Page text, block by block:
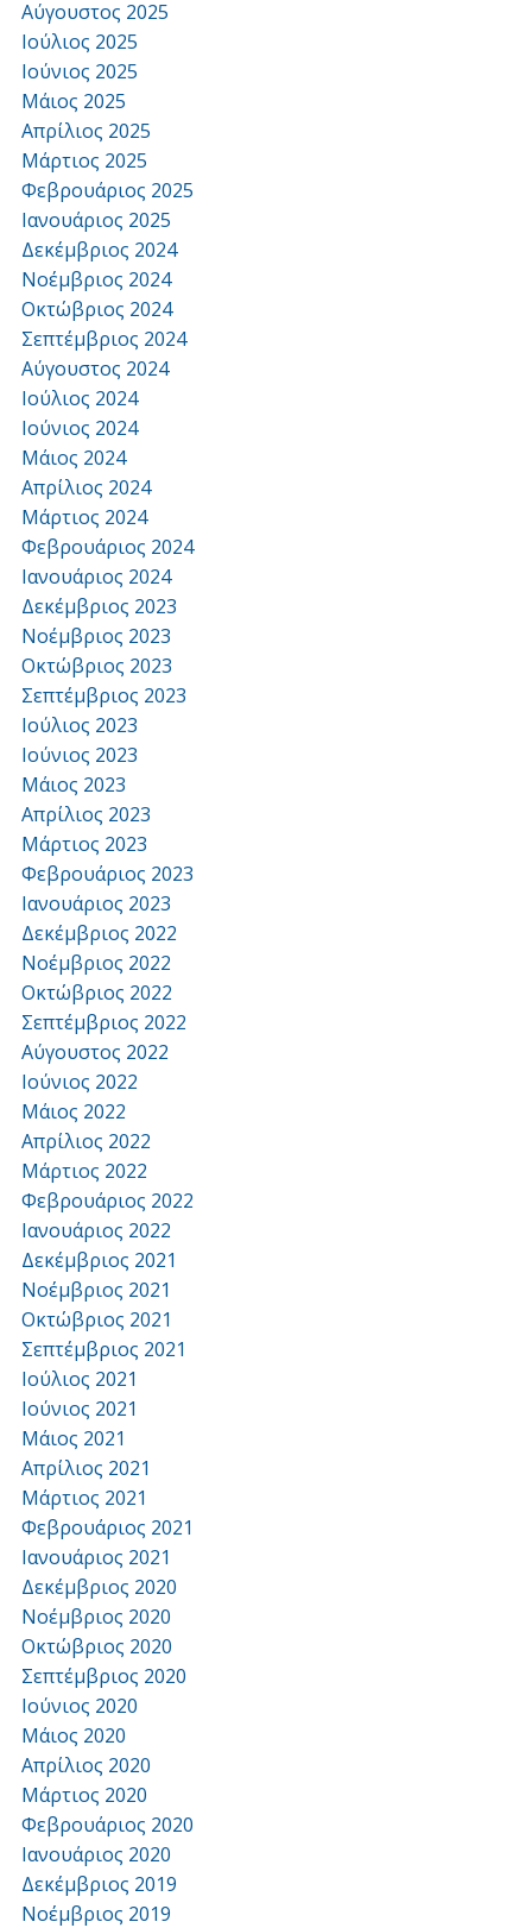
Αύγουστος 2025
Ιούλιος 2025
Ιούνιος 2025
Μάιος 2025
Απρίλιος 2025
Μάρτιος 2025
Φεβρουάριος 2025
Ιανουάριος 2025
Δεκέμβριος 2024
Νοέμβριος 2024
Οκτώβριος 2024
Σεπτέμβριος 2024
Αύγουστος 2024
Ιούλιος 2024
Ιούνιος 2024
Μάιος 2024
Απρίλιος 2024
Μάρτιος 2024
Φεβρουάριος 2024
Ιανουάριος 2024
Δεκέμβριος 2023
Νοέμβριος 2023
Οκτώβριος 2023
Σεπτέμβριος 2023
Ιούλιος 2023
Ιούνιος 2023
Μάιος 2023
Απρίλιος 2023
Μάρτιος 2023
Φεβρουάριος 2023
Ιανουάριος 2023
Δεκέμβριος 2022
Νοέμβριος 2022
Οκτώβριος 2022
Σεπτέμβριος 2022
Αύγουστος 2022
Ιούνιος 2022
Μάιος 2022
Απρίλιος 2022
Μάρτιος 2022
Φεβρουάριος 2022
Ιανουάριος 2022
Δεκέμβριος 2021
Νοέμβριος 2021
Οκτώβριος 2021
Σεπτέμβριος 2021
Ιούλιος 2021
Ιούνιος 2021
Μάιος 2021
Απρίλιος 2021
Μάρτιος 2021
Φεβρουάριος 2021
Ιανουάριος 2021
Δεκέμβριος 2020
Νοέμβριος 2020
Οκτώβριος 2020
Σεπτέμβριος 2020
Ιούνιος 2020
Μάιος 2020
Απρίλιος 2020
Μάρτιος 2020
Φεβρουάριος 2020
Ιανουάριος 2020
Δεκέμβριος 2019
Νοέμβριος 2019